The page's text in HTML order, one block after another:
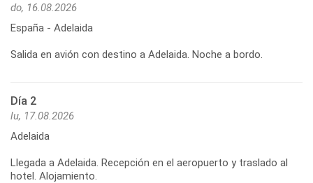
do, 16.08.2026
España - Adelaida
Salida en avión con destino a Adelaida. Noche a bordo.
Día 2
lu, 17.08.2026
Adelaida
Llegada a Adelaida. Recepción en el aeropuerto y traslado al
hotel. Alojamiento.